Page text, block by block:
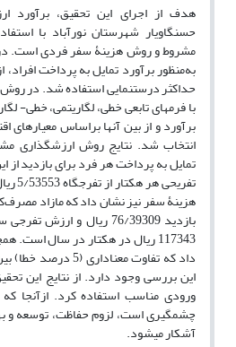
هدف از اجرای این تحقیق، برآورد
حسن‏گاویار شهرستان نورآباد با
مشروط و روش هزینۀ ‏سفر ‏فردی است.
بهمنظور برآورد تمایل به پرداخت
حداکثر درست‏نمایی استفاده شد. در روش
با فرم‏های تابعی خطی، لگاریتمی، خطی-
برآورد و از بین آنها براساس
انتخاب شد. نتایج روش ارزش‏گذاری
تفریحی هر هکتار از تفرجگاه 5/53553 ریال در سال است
هزینۀ سفر نیز نشان داد که مازاد مصرف
بازدید 76/39309 ریال و ارزش
117343 ریال در هکتار در سال
داد که تفاوت
این بررسی وجود دارد. از نتایج این
ورودی مناسب استفاده کرد. ازآنجا
چشمگیری است، لزوم حفاظت، توسعه و
آشکار می‏شود.